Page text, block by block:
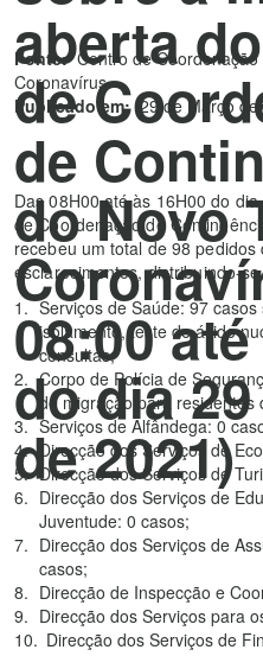
aberta
de
de
do Novo
08:00
do dia
de 2021)
Fonte: Centro de
Coronavírus
Publicado em: 29 de Março
Das 08H00 até às 16H00 do
de Coordenação de
recebeu um total de 98
esclarecimentos, distribuindo-
Serviços de Saúde: 97
isolamento, teste de ácido
consultas;
Corpo de Polícia de
de migração para residentes
Serviços de Alfândega: 0
Direcção dos Serviços de
Direcção dos Serviços de
Direcção dos Serviços de
Juventude: 0 casos;
Direcção dos Serviços de
casos;
Direcção de Inspecção e
Direcção dos Serviços para
Direcção dos Serviços de